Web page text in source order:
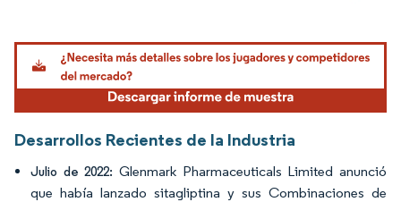
Imagen © Mordor Intelligence. El uso requiere atribución según CC BY 4.0.
Desarrollos Recientes de la Industria
Julio de 2022: Glenmark Pharmaceuticals Limited anunció
que había lanzado sitagliptina y sus Combinaciones de